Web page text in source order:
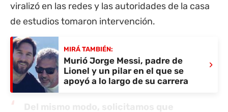
viralizó en las redes y las autoridades de la casa
de estudios tomaron intervención.
MIRÁ TAMBIÉN:
Murió Jorge Messi, padre de
Lionel y un pilar en el que se
apoyó a lo largo de su carrera
›